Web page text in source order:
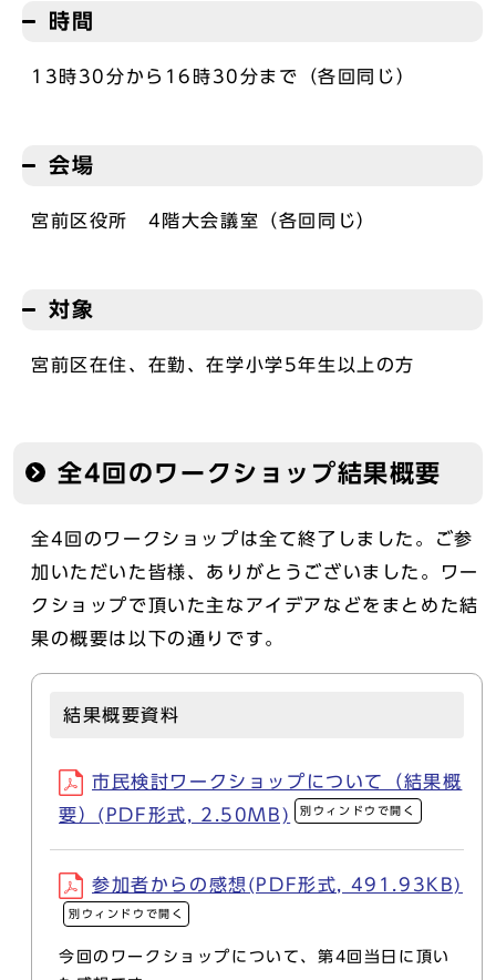
時間
13時30分から16時30分まで（各回同じ）
会場
宮前区役所 4階大会議室（各回同じ）
対象
宮前区在住、在勤、在学小学5年生以上の方
全4回のワークショップ結果概要
全4回のワークショップは全て終了しました。ご参
加いただいた皆様、ありがとうございました。ワー
クショップで頂いた主なアイデアなどをまとめた結
果の概要は以下の通りです。
結果概要資料
市民検討ワークショップについて（結果概
要）(PDF形式, 2.50MB)
別ウィンドウで開く
参加者からの感想(PDF形式, 491.93KB)
別ウィンドウで開く
今回のワークショップについて、第4回当日に頂い